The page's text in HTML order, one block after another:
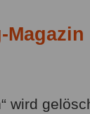
wird